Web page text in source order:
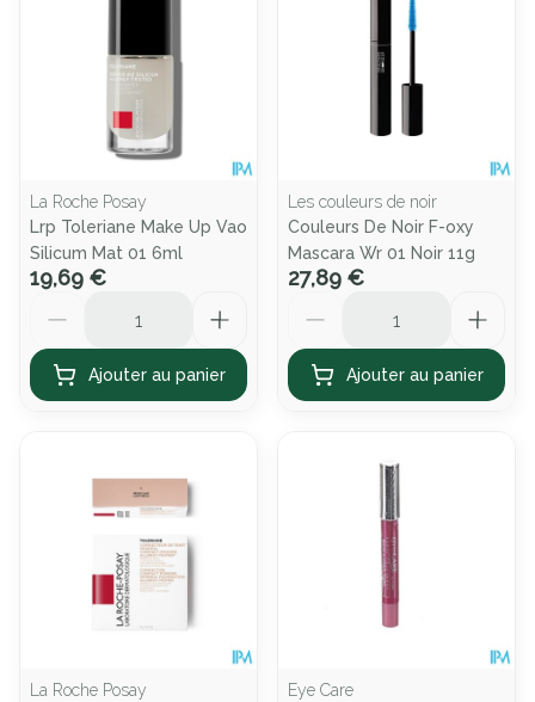
La Roche Posay
Lrp Toleriane Make Up Vao
Silicum Mat 01 6ml
19,69 €
Ajouter au panier
Les couleurs de noir
Couleurs De Noir F-oxy
Mascara Wr 01 Noir 11g
27,89 €
Ajouter au panier
La Roche Posay
Eye Care